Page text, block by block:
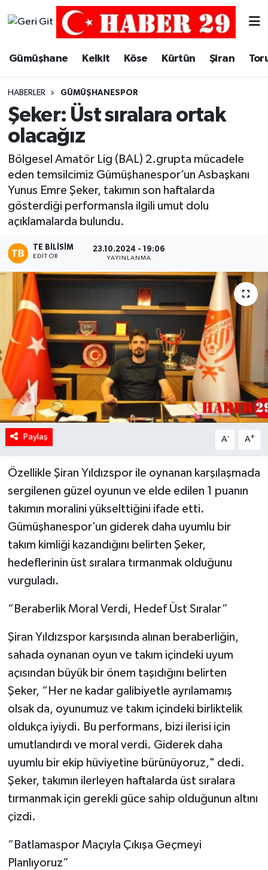
Gümüşhane Kelkit Köse Kürtün Şiran
HABERLER GÜMÜŞHANESPOR
Şeker: Üst sıralara ortak
olacağız
Bölgesel Amatör Lig (BAL) 2.grupta mücadele
eden temsilcimiz Gümüşhanespor’un Asbaşkanı
Yunus Emre Şeker, takımın son haftalarda
gösterdiği performansla ilgili umut dolu
açıklamalarda bulundu.
TE BILISIM
EDITÖR
23.10.2024 - 19:06
YAYINLANMA
Paylaş A- A+
Özellikle Şiran Yıldızspor ile oynanan karşılaşmada
sergilenen güzel oyunun ve elde edilen 1 puanın
takımın moralini yükselttiğini ifade etti.
Gümüşhanespor’un giderek daha uyumlu bir
takım kimliği kazandığını belirten Şeker,
hedeflerinin üst sıralara tırmanmak olduğunu
vurguladı.
“Beraberlik Moral Verdi, Hedef Üst Sıralar”
Şiran Yıldızspor karşısında alınan beraberliğin,
sahada oynanan oyun ve takım içindeki uyum
açısından büyük bir önem taşıdığını belirten
Şeker, “Her ne kadar galibiyetle ayrılamamış
olsak da, oyunumuz ve takım içindeki birliktelik
oldukça iyiydi. Bu performans, bizi ilerisi için
umutlandırdı ve moral verdi. Giderek daha
uyumlu bir ekip hüviyetine bürünüyoruz," dedi.
Şeker, takımın ilerleyen haftalarda üst sıralara
tırmanmak için gerekli güce sahip olduğunun altını
çizdi.
“Batlamaspor Maçıyla Çıkışa Geçmeyi
Planlıyoruz”
Merkez Trafik Yoğunluk Haritası
Süper Lig Puan Durumu ve Fikstür
Tüm Manşetler
Son Dakika Haberleri
Haber Arşivi